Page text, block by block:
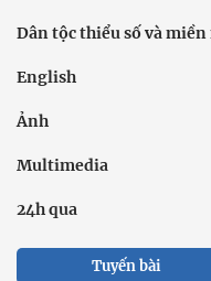
Dân tộc thiểu số và
English
Ảnh
Multimedia
24h qua
Tuyến bài